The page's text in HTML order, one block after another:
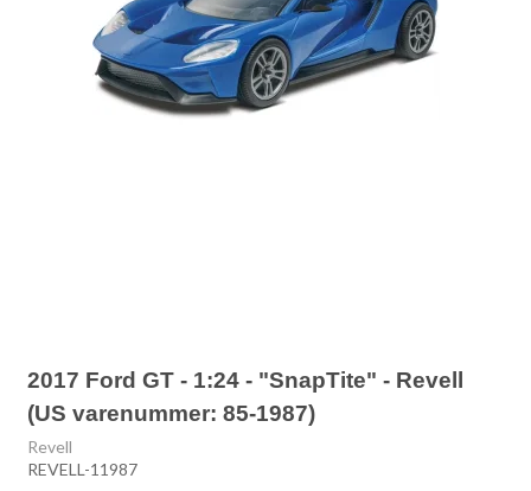
2017 Ford GT - 1:24 - "SnapTite" - Revell
(US varenummer: 85-1987)
Revell
REVELL-11987